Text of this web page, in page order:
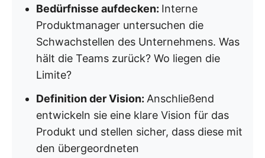
Bedürfnisse aufdecken: Interne
Produktmanager untersuchen die
Schwachstellen des Unternehmens. Was
hält die Teams zurück? Wo liegen die
Limite?
Definition der Vision: Anschließend
entwickeln sie eine klare Vision für das
Produkt und stellen sicher, dass diese mit
den übergeordneten